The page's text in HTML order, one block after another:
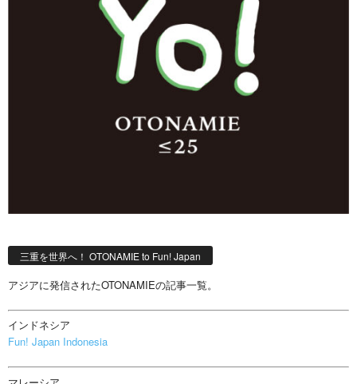
三重を世界へ！ OTONAMIE to Fun! Japan
アジアに発信されたOTONAMIEの記事一覧。
インドネシア
Fun! Japan Indonesia